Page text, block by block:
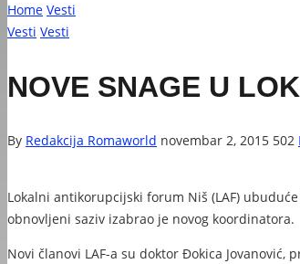
Home Vesti
Vesti Vesti
NOVE SNAGE U
By Redakcija Romaworld novembar 2, 2015 502
Lokalni antikorupcijski forum Niš (LAF)
obnovljeni saziv izabrao je novog koordinatora.
Novi članovi LAF-a su doktor Đokica